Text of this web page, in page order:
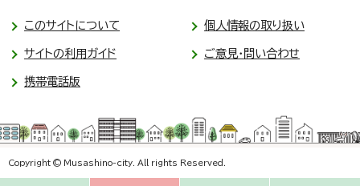
このサイトについて 個人情報の取り扱い
サイトの利用ガイド ご意見・問い合わせ
携帯電話版
Copyright © Musashino-city. All rights Reserved.